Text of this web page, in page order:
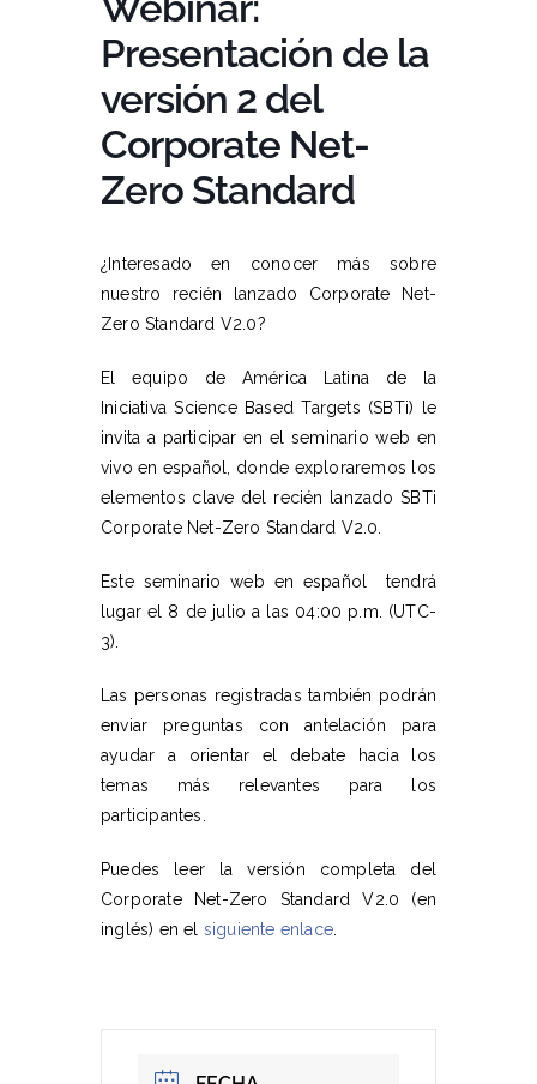
Presentación de la
versión 2 del
Corporate Net-
Zero Standard
¿Interesado en conocer más sobre
nuestro recién lanzado Corporate Net-
Zero Standard V2.0?
El equipo de América Latina de la
Iniciativa Science Based Targets (SBTi) le
invita a participar en el seminario web en
vivo en español, donde exploraremos los
elementos clave del recién lanzado SBTi
Corporate Net-Zero Standard V2.0.
Este seminario web en español tendrá
lugar el 8 de julio a las 04:00 p.m. (UTC-
3).
Las personas registradas también podrán
enviar preguntas con antelación para
ayudar a orientar el debate hacia los
temas más relevantes para los
participantes.
Puedes leer la versión completa del
Corporate Net-Zero Standard V2.0 (en
inglés) en el siguiente enlace